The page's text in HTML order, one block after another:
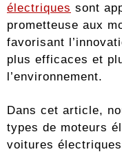
électriques sont
prometteuse aux
favorisant
plus efficaces et
l’environnement.
Dans cet article,
types de moteurs
voitures